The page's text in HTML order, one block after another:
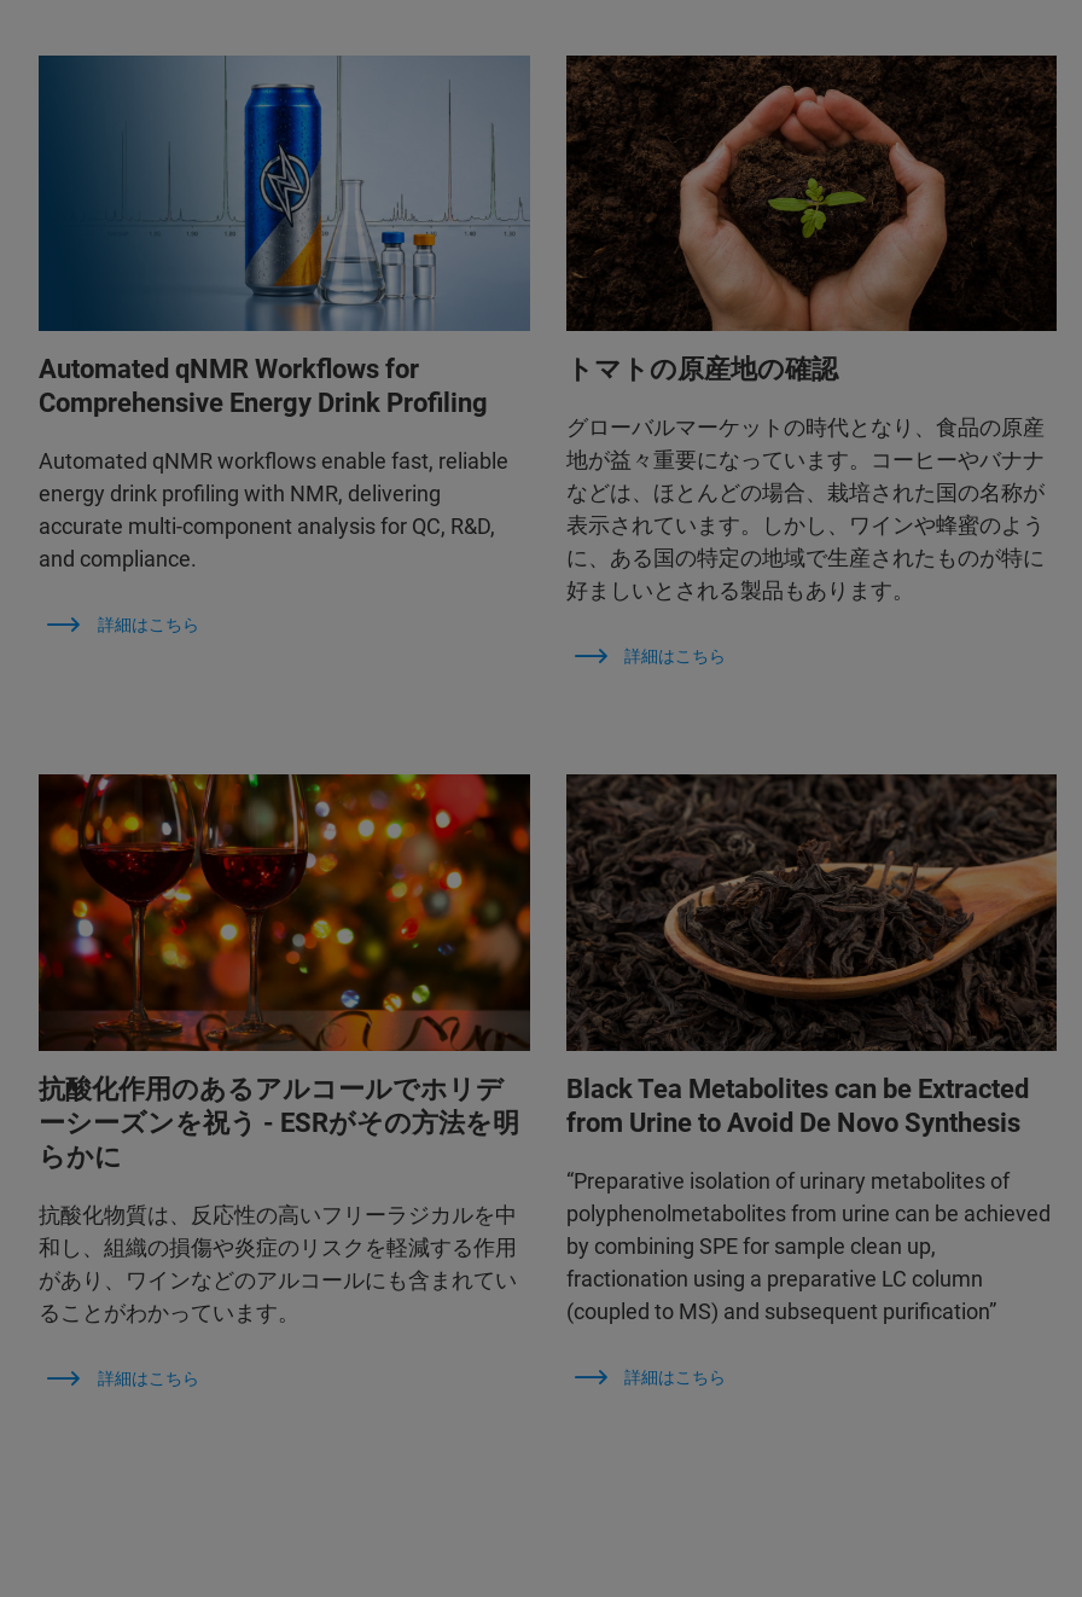
Automated qNMR Workflows for
Comprehensive Energy Drink Profiling
Automated qNMR workflows enable fast, reliable
energy drink profiling with NMR, delivering
accurate multi-component analysis for QC, R&D,
and compliance.
詳細はこちら
トマトの原産地の確認
グローバルマーケットの時代となり、食品の原産
地が益々重要になっています。コーヒーやバナナ
などは、ほとんどの場合、栽培された国の名称が
表示されています。しかし、ワインや蜂蜜のよう
に、ある国の特定の地域で生産されたものが特に
好ましいとされる製品もあります。
詳細はこちら
抗酸化作用のあるアルコールでホリデ
ーシーズンを祝う - ESRがその方法を明
らかに
抗酸化物質は、反応性の高いフリーラジカルを中
和し、組織の損傷や炎症のリスクを軽減する作用
があり、ワインなどのアルコールにも含まれてい
ることがわかっています。
詳細はこちら
Black Tea Metabolites can be Extracted
from Urine to Avoid De Novo Synthesis
“Preparative isolation of urinary metabolites of
polyphenolmetabolites from urine can be achieved
by combining SPE for sample clean up,
fractionation using a preparative LC column
(coupled to MS) and subsequent purification”
詳細はこちら